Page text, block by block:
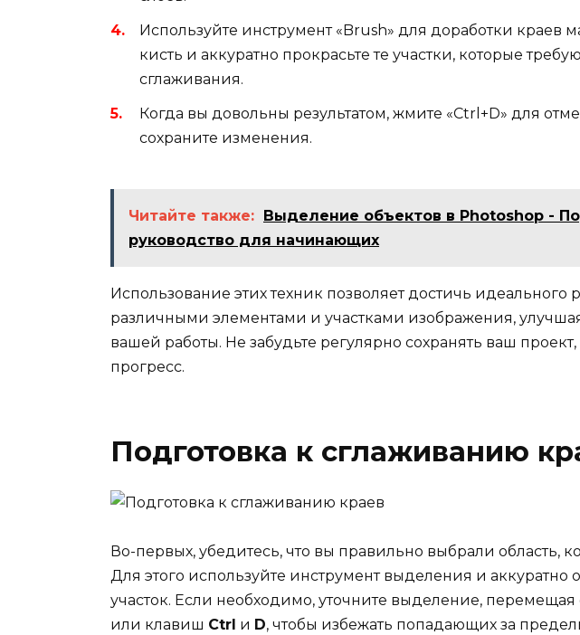
Используйте инструмент «Brush» для доработки краев
кисть и аккуратно прокрасьте те участки, которые
сглаживания.
Когда вы довольны результатом, жмите «Ctrl+D» для
сохраните изменения.
Читайте также: Выделение объектов в Photoshop -
руководство для начинающих
Использование этих техник позволяет достичь идеального
различными элементами и участками изображения,
вашей работы. Не забудьте регулярно сохранять ваш
прогресс.
Подготовка к сглаживанию
Во-первых, убедитесь, что вы правильно выбрали область,
Для этого используйте инструмент выделения и
участок. Если необходимо, уточните выделение,
или клавиш Ctrl и D, чтобы избежать попадающих за